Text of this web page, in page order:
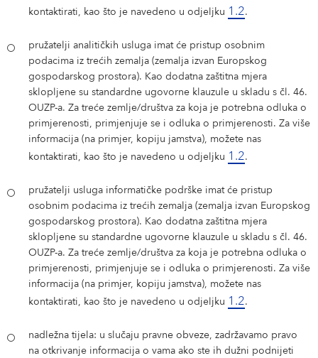
kontaktirati, kao što je navedeno u odjeljku 1.2.
pružatelji analitičkih usluga imat će pristup osobnim
podacima iz trećih zemalja (zemalja izvan Europskog
gospodarskog prostora). Kao dodatna zaštitna mjera
sklopljene su standardne ugovorne klauzule u skladu s čl. 46.
OUZP-a. Za treće zemlje/društva za koja je potrebna odluka o
primjerenosti, primjenjuje se i odluka o primjerenosti. Za više
informacija (na primjer, kopiju jamstva), možete nas
kontaktirati, kao što je navedeno u odjeljku 1.2.
pružatelji usluga informatičke podrške imat će pristup
osobnim podacima iz trećih zemalja (zemalja izvan Europskog
gospodarskog prostora). Kao dodatna zaštitna mjera
sklopljene su standardne ugovorne klauzule u skladu s čl. 46.
OUZP-a. Za treće zemlje/društva za koja je potrebna odluka o
primjerenosti, primjenjuje se i odluka o primjerenosti. Za više
informacija (na primjer, kopiju jamstva), možete nas
kontaktirati, kao što je navedeno u odjeljku 1.2.
nadležna tijela: u slučaju pravne obveze, zadržavamo pravo
na otkrivanje informacija o vama ako ste ih dužni podnijeti